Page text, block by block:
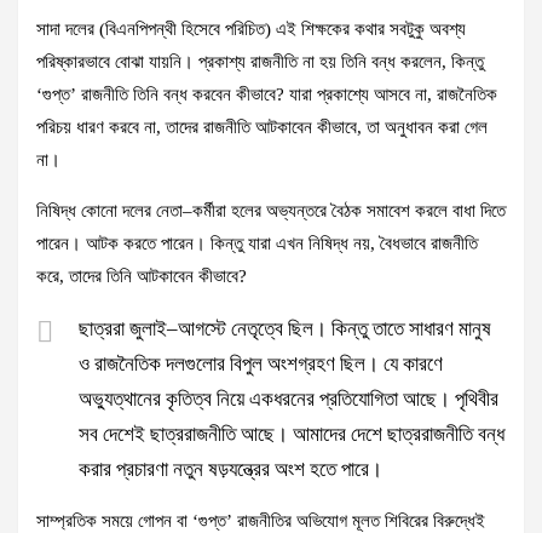
সাদা দলের (বিএনপিপন্থী হিসেবে পরিচিত) এই শিক্ষকের কথার সবটুকু অবশ্য
পরিষ্কারভাবে বোঝা যায়নি। প্রকাশ্য রাজনীতি না হয় তিনি বন্ধ করলেন, কিন্তু
‘গুপ্ত’ রাজনীতি তিনি বন্ধ করবেন কীভাবে? যারা প্রকাশ্যে আসবে না, রাজনৈতিক
পরিচয় ধারণ করবে না, তাদের রাজনীতি আটকাবেন কীভাবে, তা অনুধাবন করা গেল
না।
নিষিদ্ধ কোনো দলের নেতা–কর্মীরা হলের অভ্যন্তরে বৈঠক সমাবেশ করলে বাধা দিতে
পারেন। আটক করতে পারেন। কিন্তু যারা এখন নিষিদ্ধ নয়, বৈধভাবে রাজনীতি
করে, তাদের তিনি আটকাবেন কীভাবে?
ছাত্ররা জুলাই–আগস্টে নেতৃত্বে ছিল। কিন্তু তাতে সাধারণ মানুষ
ও রাজনৈতিক দলগুলোর বিপুল অংশগ্রহণ ছিল। যে কারণে
অভ্যুত্থানের কৃতিত্ব নিয়ে একধরনের প্রতিযোগিতা আছে। পৃথিবীর
সব দেশেই ছাত্ররাজনীতি আছে। আমাদের দেশে ছাত্ররাজনীতি বন্ধ
করার প্রচারণা নতুন ষড়যন্ত্রের অংশ হতে পারে।
সাম্প্রতিক সময়ে গোপন বা ‘গুপ্ত’ রাজনীতির অভিযোগ মূলত শিবিরের বিরুদ্ধেই